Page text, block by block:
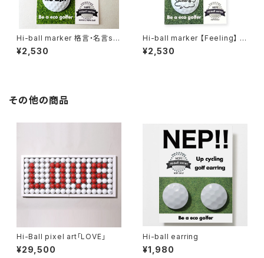
Hi-ball marker 格言・名言se
r. 全8種
¥2,530
Hi-ball marker 【Feeling】 全
6種
¥2,530
その他の商品
Hi-Ball pixel art「LOVE」
¥29,500
Hi-ball earring
¥1,980